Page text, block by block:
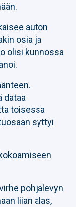
auton
osia ja
olisi kunnossa
dataa
toisessa
syttyi
pohjalevyn
liian alas,